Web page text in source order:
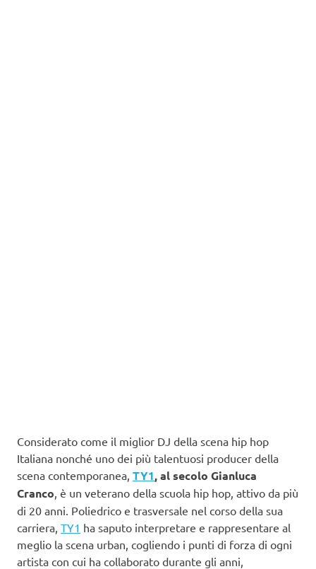
Considerato come il miglior DJ della scena hip hop
Italiana nonché uno dei più talentuosi producer della
scena contemporanea, TY1, al secolo Gianluca
Cranco , è un veterano della scuola hip hop, attivo da più
di 20 anni. Poliedrico e trasversale nel corso della sua
carriera, TY1 ha saputo interpretare e rappresentare al
meglio la scena urban, cogliendo i punti di forza di ogni
artista con cui ha collaborato durante gli anni,